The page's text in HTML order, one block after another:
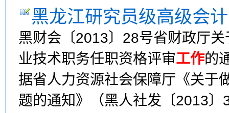
黑龙江研究员级高级会
黑财会〔2013〕28号省财政厅
业技术职务任职资格评审工作的
据省人力资源社会保障厅《关于
题的通知》（黑人社发〔2013